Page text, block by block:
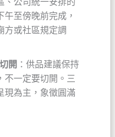
至傍晚前完成，
方或社區規定調
開 ：供品建議保持
不一定要切開。三
現為主，象徵圓滿